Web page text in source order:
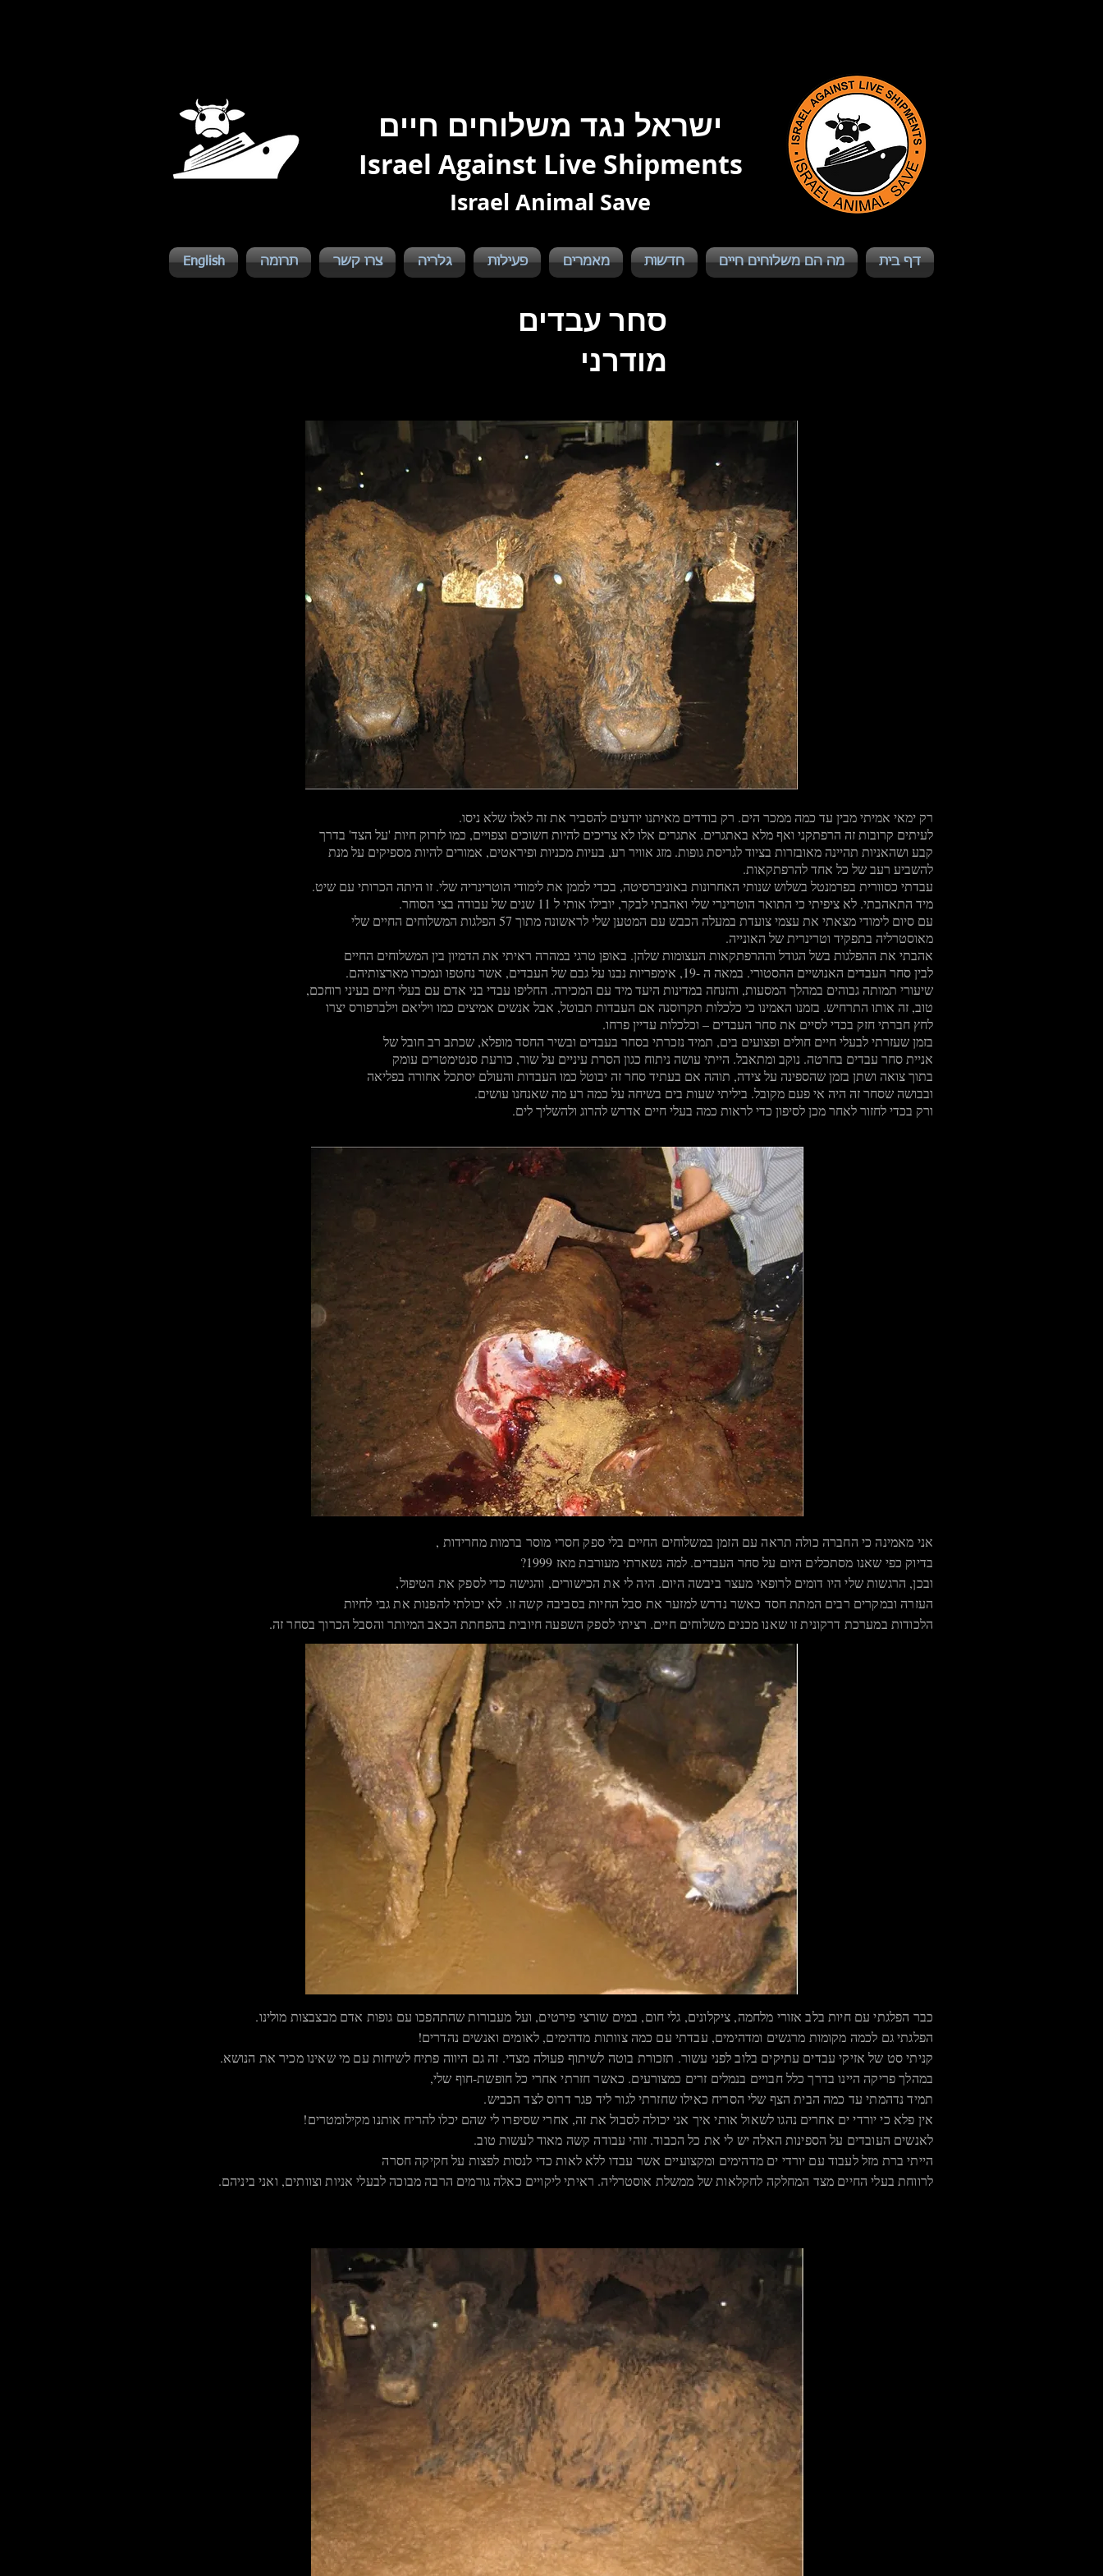
ישראל נגד משלוחים חיים
Israel Against Live Shipments
Israel Animal Save
English תרומה צרו קשר גלריה פעילות מאמרים חדשות מה הם משלוחים חיים דף בית
סחר עבדים
מודרני
רק ימאי אמיתי מבין עד כמה ממכר הים. רק בודדים מאיתנו יודעים להסביר את זה לאלו שלא ניסו.
לעיתים קרובות זה הרפתקני ואף מלא באתגרים. אתגרים אלו לא צריכים להיות חשוכים וצפויים, כמו לזרוק חיות 'על הצד' בדרך
קבע ושהאניות תהיינה מאובזרות בציוד לגריסת גופות. מזג אוויר רע, בעיות מכניות ופיראטים, אמורים להיות מספיקים על מנת
להשביע רעב של כל אחד להרפתקאות.
עבדתי כסוורית בפרמנטל בשלוש שנותי האחרונות באוניברסיטה, בכדי לממן את לימודי הוטרינריה שלי. זו היתה הכרותי עם שיט.
מיד התאהבתי. לא ציפיתי כי התואר הוטרינרי שלי ואהבתי לבקר, יובילו אותי ל 11 שנים של עבודה בצי הסוחר.
עם סיום לימודי מצאתי את עצמי צועדת במעלה הכבש עם המטען שלי לראשונה מתוך 57 הפלגות המשלוחים החיים שלי
מאוסטרליה בתפקיד וטרינרית של האונייה.
אהבתי את ההפלגות בשל הגודל וההרפתקאות העצומות שלהן. באופן טרגי במהרה ראיתי את הדמיון בין המשלוחים החיים
לבין סחר העבדים האנושיים ההסטורי. במאה ה -19, אימפריות נבנו על גבם של העבדים, אשר נחטפו ונמכרו מארצותיהם.
שיעורי תמותה גבוהים במהלך המסעות, והזנחה במדינות היעד מיד עם המכירה. החליפו עבדי בני אדם עם בעלי חיים בעיני רוחכם,
טוב, זה אותו התרחיש. בזמנו האמינו כי כלכלות תקרוסנה אם העבדות תבוטל, אבל אנשים אמיצים כמו ויליאם וילברפורס יצרו
לחץ חברתי חזק בכדי לסיים את סחר העבדים – וכלכלות עדיין פרחו.
בזמן שעזרתי לבעלי חיים חולים ופצועים בים, תמיד נזכרתי בסחר בעבדים ובשיר החסד מופלא, שכתב רב חובל של
אניית סחר עבדים בחרטה. נוקב ומתאבל. הייתי עושה ניתוח כגון הסרת עיניים על שור, כורעת סנטימטרים עומק
בתוך צואה ושתן בזמן שהספינה על צידה, תוהה אם בעתיד סחר זה יבוטל כמו העבדות והעולם יסתכל אחורה בפליאה
ובבושה שסחר זה היה אי פעם מקובל. ביליתי שעות בים בשיחה על כמה רע מה שאנחנו עושים.
ורק בכדי לחזור לאחר מכן לסיפון כדי לראות כמה בעלי חיים אדרש להרוג ולהשליך לים.
אני מאמינה כי החברה כולה תראה עם הזמן במשלוחים החיים בלי ספק חסרי מוסר ברמות מחרידות ,
בדיוק כפי שאנו מסתכלים היום על סחר העבדים. למה נשארתי מעורבת מאז 1999?
ובכן, הרגשות שלי היו דומים לרופאי מעצר ביבשה היום. היה לי את הכישורים, והגישה כדי לספק את הטיפול,
העזרה ובמקרים רבים המתת חסד כאשר נדרש למזער את סבל החיות בסביבה קשה זו. לא יכולתי להפנות את גבי לחיות
הלכודות במערכת דרקונית זו שאנו מכנים משלוחים חיים. רציתי לספק השפעה חיובית בהפחתת הכאב המיותר והסבל הכרוך בסחר זה.
כבר הפלגתי עם חיות בלב אזורי מלחמה, ציקלונים, גלי חום, במים שורצי פירטים, ועל מעבורות שהתהפכו עם גופות אדם מבצבצות מולינו.
הפלגתי גם לכמה מקומות מרגשים ומדהימים, עבדתי עם כמה צוותות מדהימים, לאומים ואנשים נהדרים!
קניתי סט של אזיקי עבדים עתיקים בלוב לפני עשור. תזכורת בוטה לשיתוף פעולה מצדי. זה גם היווה פתיח לשיחות עם מי שאינו מכיר את הנושא.
במהלך פריקה היינו בדרך כלל חבויים בנמלים זרים כמצורעים. כאשר חזרתי אחרי כל חופשת-חוף שלי,
תמיד נדהמתי עד כמה הבית הצף שלי הסריח כאילו שחזרתי לגור ליד פגר דרוס לצד הכביש.
אין פלא כי יורדי ים אחרים נהגו לשאול אותי איך אני יכולה לסבול את זה, אחרי שסיפרו לי שהם יכלו להריח אותנו מקילומטרים!
לאנשים העובדים על הספינות האלה יש לי את כל הכבוד. זוהי עבודה קשה מאוד לעשות טוב.
הייתי ברת מזל לעבוד עם יורדי ים מדהימים ומקצועיים אשר עבדו ללא לאות כדי לנסות לפצות על חקיקה חסרה
לרווחת בעלי החיים מצד המחלקה לחקלאות של ממשלת אוסטרליה. ראיתי ליקויים כאלה גורמים הרבה מבוכה לבעלי אניות וצוותים, ואני ביניהם.